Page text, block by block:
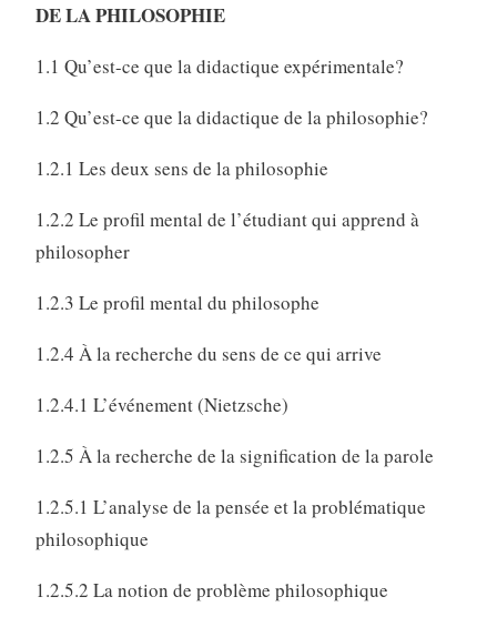
DE LA PHILOSOPHIE
1.1 Qu’est-ce que la didactique expérimentale?
1.2 Qu’est-ce que la didactique de la philosophie?
1.2.1 Les deux sens de la philosophie
1.2.2 Le profil mental de l’étudiant qui apprend à
philosopher
1.2.3 Le profil mental du philosophe
1.2.4 À la recherche du sens de ce qui arrive
1.2.4.1 L’événement (Nietzsche)
1.2.5 À la recherche de la signification de la parole
1.2.5.1 L’analyse de la pensée et la problématique
philosophique
1.2.5.2 La notion de problème philosophique